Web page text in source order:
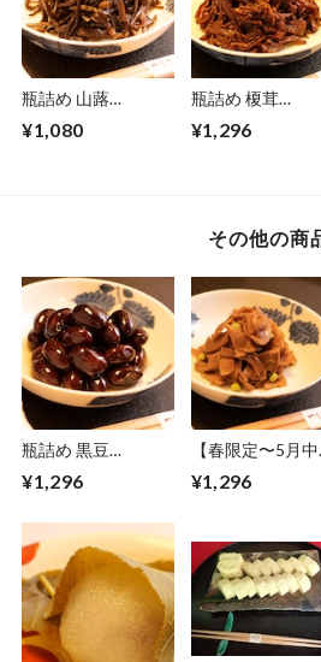
瓶詰め 山蕗
¥1,080
瓶詰め 榎茸
¥1,296
その他の商
瓶詰め 黒豆
¥1,296
【春限定〜5月中
（150g）
¥1,296